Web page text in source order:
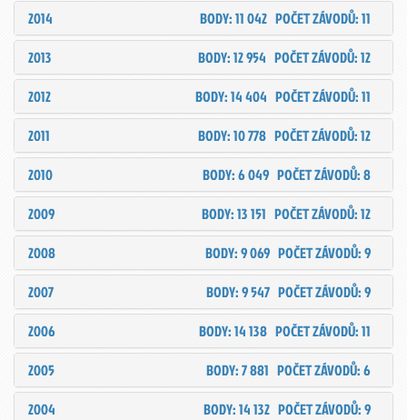
2014
POČET ZÁVODŮ: 11
BODY: 11 042
2013
POČET ZÁVODŮ: 12
BODY: 12 954
2012
POČET ZÁVODŮ: 11
BODY: 14 404
2011
POČET ZÁVODŮ: 12
BODY: 10 778
2010
POČET ZÁVODŮ: 8
BODY: 6 049
2009
POČET ZÁVODŮ: 12
BODY: 13 151
2008
POČET ZÁVODŮ: 9
BODY: 9 069
2007
POČET ZÁVODŮ: 9
BODY: 9 547
2006
POČET ZÁVODŮ: 11
BODY: 14 138
2005
POČET ZÁVODŮ: 6
BODY: 7 881
2004
POČET ZÁVODŮ: 9
BODY: 14 132